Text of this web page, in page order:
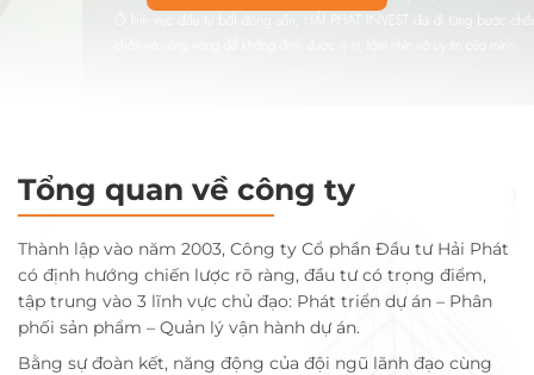
Tổng quan về công ty
Thành lập vào năm 2003, Công ty Cổ phần Đầu tư Hải Phát
có định hướng chiến lược rõ ràng, đầu tư có trọng điểm,
tập trung vào 3 lĩnh vực chủ đạo: Phát triển dự án – Phân
phối sản phẩm – Quản lý vận hành dự án.
Bằng sự đoàn kết, năng động của đội ngũ lãnh đạo cùng